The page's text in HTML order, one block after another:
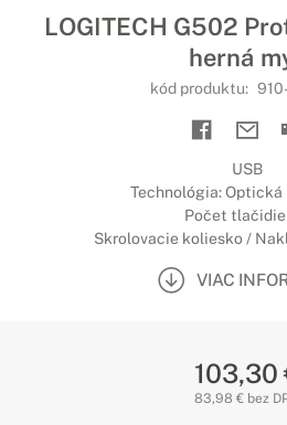
LOGITECH G502
herná
kód produktu:
USB
Technológia: Optická
Počet
Skrolovacie koliesko /
VIAC
103,30
83,98 € bez